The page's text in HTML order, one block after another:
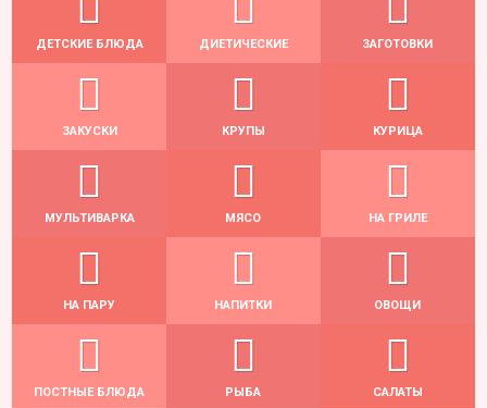
ДЕТСКИЕ БЛЮДА ДИЕТИЧЕСКИЕ ЗАГОТОВКИ
ЗАКУСКИ КРУПЫ КУРИЦА
МУЛЬТИВАРКА МЯСО НА ГРИЛЕ
НА ПАРУ НАПИТКИ ОВОЩИ
ПОСТНЫЕ БЛЮДА РЫБА САЛАТЫ